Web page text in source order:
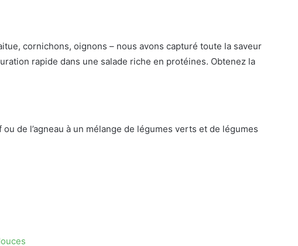
cornichons, oignons – nous avons capturé toute la saveur
rapide dans une salade riche en protéines. Obtenez la
de l’agneau à un mélange de légumes verts et de légumes